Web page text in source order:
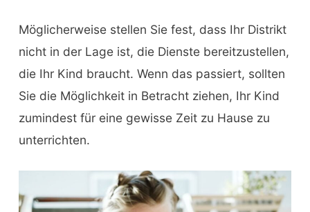
Möglicherweise stellen Sie fest, dass Ihr Distrikt
nicht in der Lage ist, die Dienste bereitzustellen,
die Ihr Kind braucht. Wenn das passiert, sollten
Sie die Möglichkeit in Betracht ziehen, Ihr Kind
zumindest für eine gewisse Zeit zu Hause zu
unterrichten.